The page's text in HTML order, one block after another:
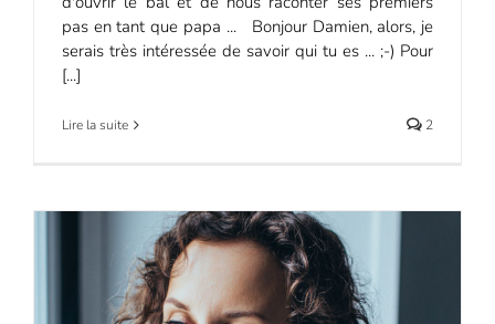
pas en tant que papa ... Bonjour Damien, alors, je
serais très intéressée de savoir qui tu es ... ;-) Pour
[...]
Lire la suite 2